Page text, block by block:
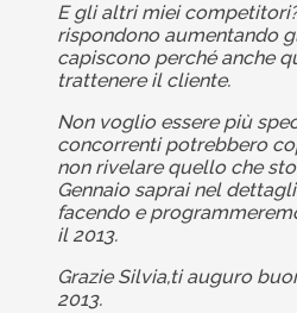
E gli altri miei
rispondono aumentando
capiscono perché anche
trattenere il cliente.
Non voglio essere più
concorrenti potrebbero
non rivelare quello che
Gennaio saprai nel
facendo e
il 2013.
Grazie Silvia,ti auguro
2013.